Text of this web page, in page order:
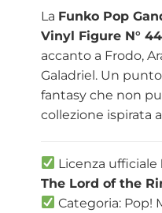
La Funko Pop
Vinyl Figure N°
accanto a Frodo,
Galadriel. Un
fantasy che non
collezione ispirata
Licenza ufficiale
The Lord of the
Categoria: Pop!